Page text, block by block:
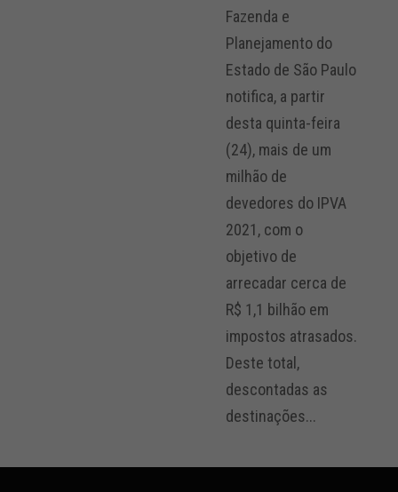
Fazenda e
Planejamento do
Estado de São Paulo
notifica, a partir
desta quinta-feira
(24), mais de um
milhão de
devedores do IPVA
2021, com o
objetivo de
arrecadar cerca de
R$ 1,1 bilhão em
impostos atrasados.
Deste total,
descontadas as
destinações...